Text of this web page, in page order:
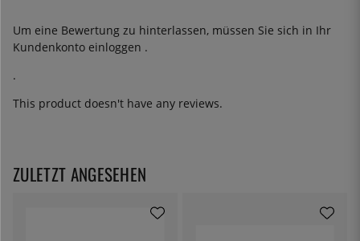
Um eine Bewertung zu hinterlassen, müssen Sie sich in Ihr
Kundenkonto einloggen .
.
This product doesn't have any reviews.
ZULETZT ANGESEHEN